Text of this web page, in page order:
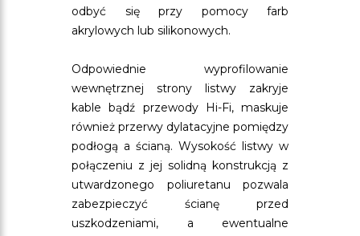
odbyć się przy pomocy farb
akrylowych lub silikonowych.
Odpowiednie wyprofilowanie
wewnętrznej strony listwy zakryje
kable bądź przewody Hi-Fi, maskuje
również przerwy dylatacyjne pomiędzy
podłogą a ścianą. Wysokość listwy w
połączeniu z jej solidną konstrukcją z
utwardzonego poliuretanu pozwala
zabezpieczyć ścianę przed
uszkodzeniami, a ewentualne